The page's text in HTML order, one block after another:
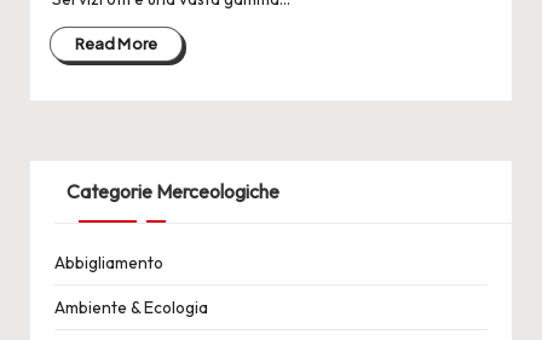
Read More
Categorie Merceologiche
Abbigliamento
Ambiente & Ecologia